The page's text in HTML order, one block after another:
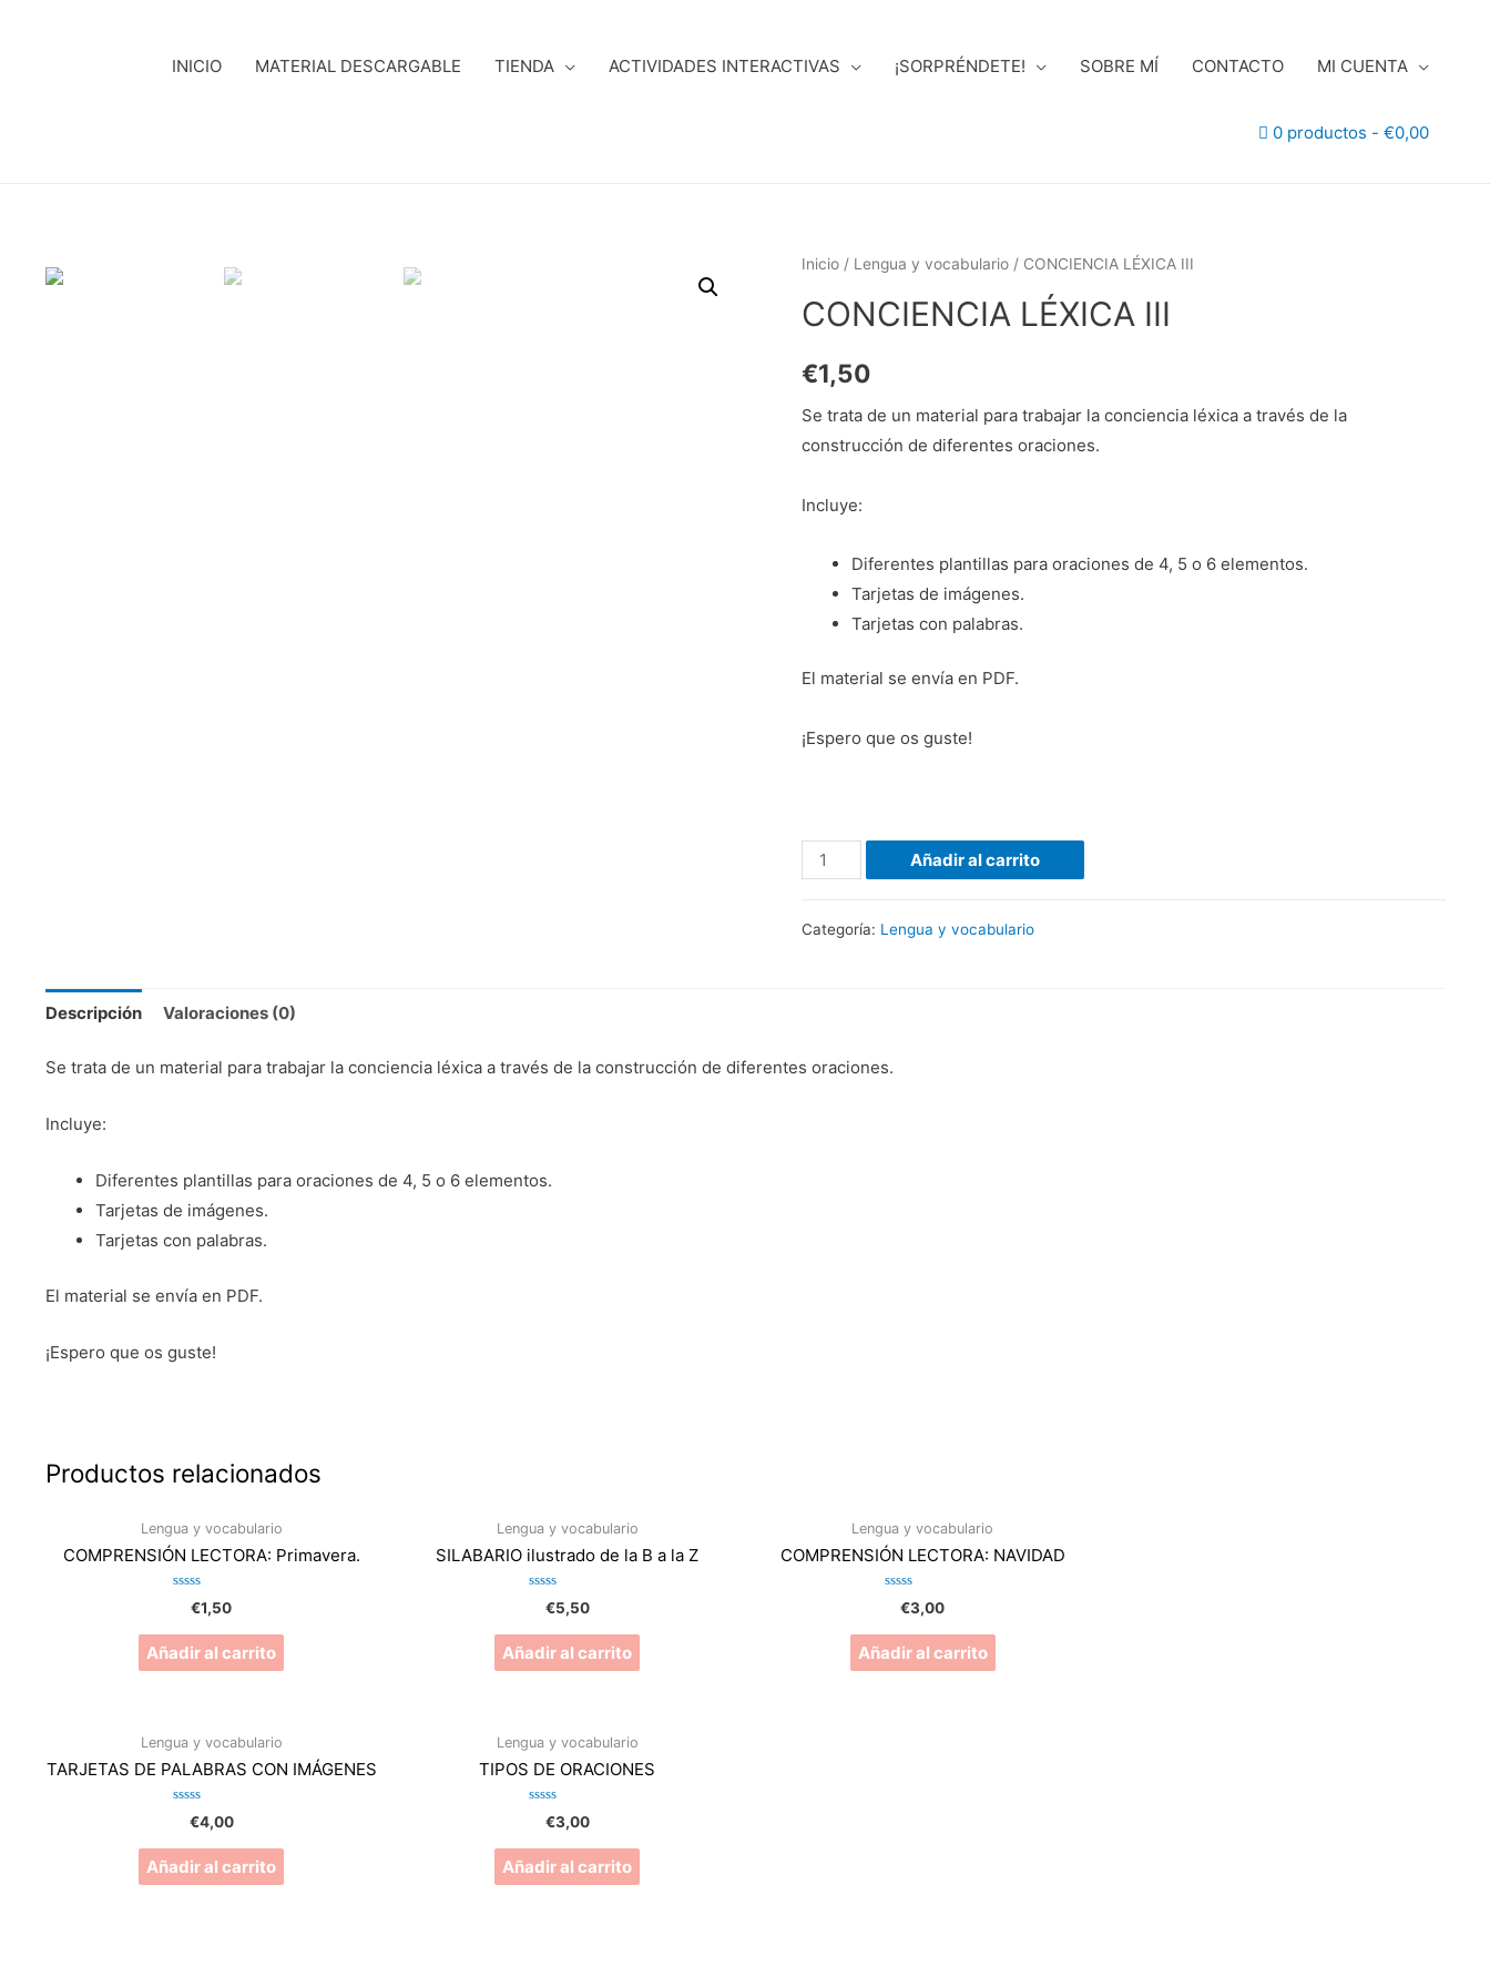
INICIO MATERIAL DESCARGABLE TIENDA ACTIVIDADES INTERACTIVAS ¡SORPRÉNDETE! SOBRE MÍ CONTACTO MI CUENTA
0 productos €0,00
Inicio/ Lengua y vocabulario/ CONCIENCIA LÉXICA III
CONCIENCIA LÉXICA III
€1,50
Se trata de un material para trabajar la conciencia léxica a través de la
construcción de diferentes oraciones.
Incluye:
Diferentes plantillas para oraciones de 4, 5 o 6 elementos.
Tarjetas de imágenes.
Tarjetas con palabras.
El material se envía en PDF.
¡Espero que os guste!
Añadir al carrito
Categoría: Lengua y vocabulario
Descripción Valoraciones (0)
Se trata de un material para trabajar la conciencia léxica a través de la construcción de diferentes oraciones.
Incluye:
Diferentes plantillas para oraciones de 4, 5 o 6 elementos.
Tarjetas de imágenes.
Tarjetas con palabras.
El material se envía en PDF.
¡Espero que os guste!
Productos relacionados
Lengua y vocabulario
COMPRENSIÓN LECTORA: Primavera.
Valorado
5
€1,50
Añadir al carrito
Lengua y vocabulario
SILABARIO ilustrado de la B a la Z
Valorado
5
€5,50
Añadir al carrito
Lengua y vocabulario
COMPRENSIÓN LECTORA: NAVIDAD
Valorado
5
€3,00
Añadir al carrito
Lengua y vocabulario
TARJETAS DE PALABRAS CON IMÁGENES
Valorado
5
€4,00
Añadir al carrito
Lengua y vocabulario
TIPOS DE ORACIONES
Valorado
5
€3,00
Añadir al carrito